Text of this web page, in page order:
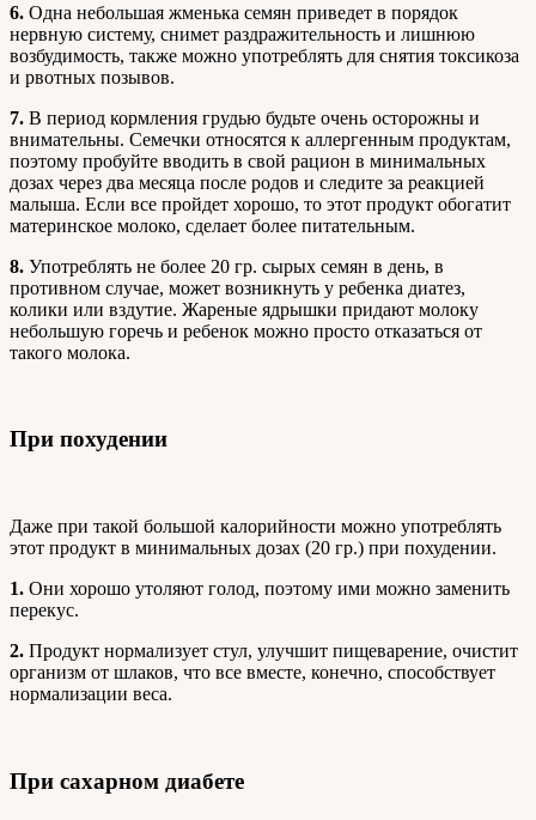
6. Одна небольшая жменька семян приведет в порядок
нервную систему, снимет раздражительность и лишнюю
возбудимость, также можно употреблять для снятия токсикоза
и рвотных позывов.
7. В период кормления грудью будьте очень осторожны и
внимательны. Семечки относятся к аллергенным продуктам,
поэтому пробуйте вводить в свой рацион в минимальных
дозах через два месяца после родов и следите за реакцией
малыша. Если все пройдет хорошо, то этот продукт обогатит
материнское молоко, сделает более питательным.
8. Употреблять не более 20 гр. сырых семян в день, в
противном случае, может возникнуть у ребенка диатез,
колики или вздутие. Жареные ядрышки придают молоку
небольшую горечь и ребенок можно просто отказаться от
такого молока.
При похудении
Даже при такой большой калорийности можно употреблять
этот продукт в минимальных дозах (20 гр.) при похудении.
1. Они хорошо утоляют голод, поэтому ими можно заменить
перекус.
2. Продукт нормализует стул, улучшит пищеварение, очистит
организм от шлаков, что все вместе, конечно, способствует
нормализации веса.
При сахарном диабете